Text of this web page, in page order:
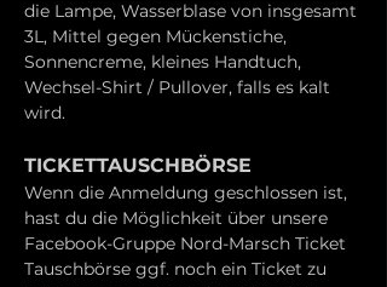
die Lampe, Wasserblase von insgesamt
3L, Mittel gegen Mückenstiche,
Sonnencreme, kleines Handtuch,
Wechsel-Shirt / Pullover, falls es kalt
wird.
TICKETTAUSCHBÖRSE
Wenn die Anmeldung geschlossen ist,
hast du die Möglichkeit über unsere
Facebook-Gruppe Nord-Marsch Ticket
Tauschbörse ggf. noch ein Ticket zu